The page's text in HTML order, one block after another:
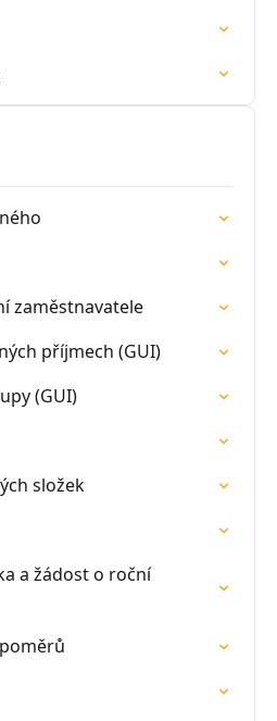
zaměstnavatele
příjmech (GUI)
(GUI)
složek
a žádost o roční